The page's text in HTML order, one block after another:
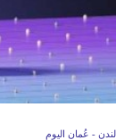
لندن - عُمان اليوم